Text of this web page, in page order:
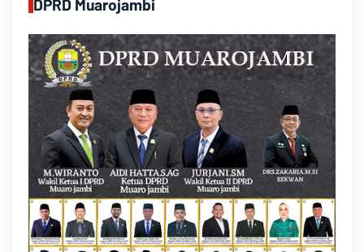
DPRD Muarojambi